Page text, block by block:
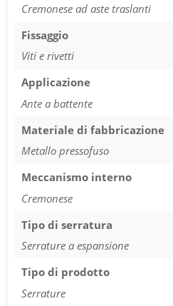
Cremonese ad aste traslanti
Fissaggio
Viti e rivetti
Applicazione
Ante a battente
Materiale di fabbricazione
Metallo pressofuso
Meccanismo interno
Cremonese
Tipo di serratura
Serrature a espansione
Tipo di prodotto
Serrature